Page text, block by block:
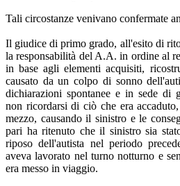
Tali circostanze venivano confermate
Il giudice di primo grado, all'esito di
la responsabilità del A.A. in ordine al
in base agli elementi acquisiti,
causato da un colpo di sonno
dichiarazioni spontanee e in sede di
non ricordarsi di ciò che era
mezzo, causando il sinistro e le
pari ha ritenuto che il sinistro sia
riposo dell'autista nel periodo
aveva lavorato nel turno notturno e
era messo in viaggio.